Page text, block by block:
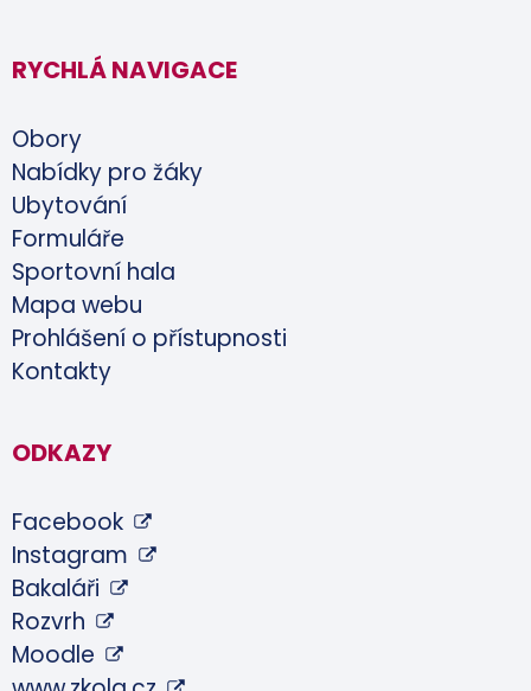
RYCHLÁ NAVIGACE
Obory
Nabídky pro žáky
Ubytování
Formuláře
Sportovní hala
Mapa webu
Prohlášení o přístupnosti
Kontakty
ODKAZY
Facebook
Instagram
Bakaláři
Rozvrh
Moodle